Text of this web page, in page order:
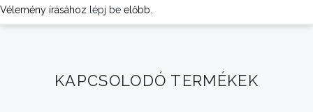
Vélemény írásához lépj be előbb.
KAPCSOLODÓ TERMÉKEK